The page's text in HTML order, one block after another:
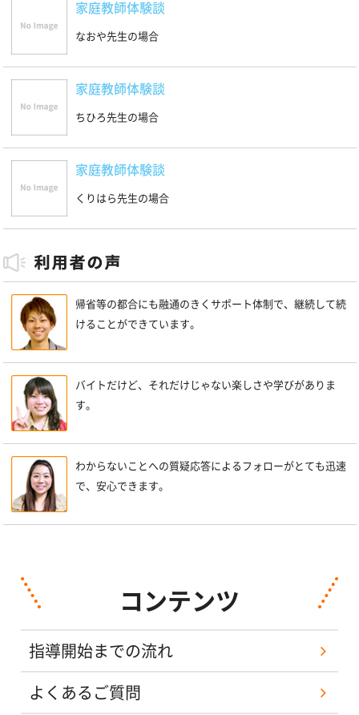
家庭教師体験談
なおや先生の場合
家庭教師体験談
ちひろ先生の場合
家庭教師体験談
くりはら先生の場合
帰省等の都合にも融通のきくサポート体制で、継続して続
けることができています。
バイトだけど、それだけじゃない楽しさや学びがありま
す。
わからないことへの質疑応答によるフォローがとても迅速
で、安心できます。
コンテンツ
指導開始までの流れ
よくあるご質問